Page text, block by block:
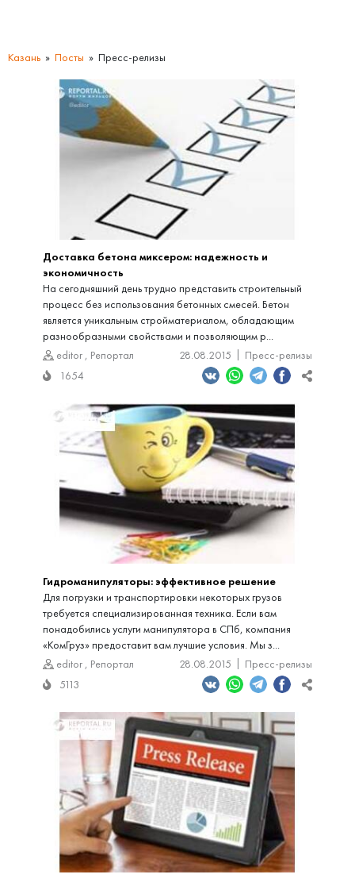
Казань Посты Пресс-релизы
Доставка бетона миксером: надежность и
экономичность
На сегодняшний день трудно представить строительный
процесс без использования бетонных смесей. Бетон
является уникальным стройматериалом, обладающим
разнообразными свойствами и позволяющим р...
editor , Репортал 28.08.2015
Пресс-релизы
1654
Гидроманипуляторы: эффективное решение
Для погрузки и транспортировки некоторых грузов
требуется специализированная техника. Если вам
понадобились услуги манипулятора в СПб, компания
«КомГруз» предоставит вам лучшие условия. Мы з...
editor , Репортал 28.08.2015
Пресс-релизы
5113